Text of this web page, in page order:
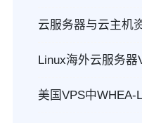
云服务器与云主机
Linux海外云服务
美国VPS中WHEA-